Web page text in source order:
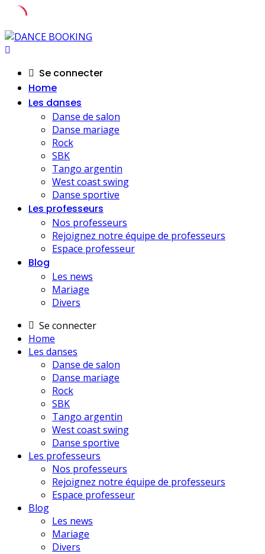
Skip
to
Se connecter
Home
Les danses
Danse de salon
Danse mariage
Rock
SBK
Tango argentin
West coast swing
Danse sportive
Les professeurs
Nos professeurs
Rejoignez notre équipe de professeurs
Espace professeur
Blog
Les news
Mariage
Divers
Se connecter
Home
Les danses
Danse de salon
Danse mariage
Rock
SBK
Tango argentin
West coast swing
Danse sportive
Les professeurs
Nos professeurs
Rejoignez notre équipe de professeurs
Espace professeur
Blog
Les news
Mariage
Divers